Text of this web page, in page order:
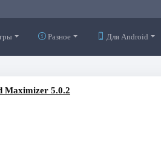
Разное Для Android
Maximizer 5.0.2